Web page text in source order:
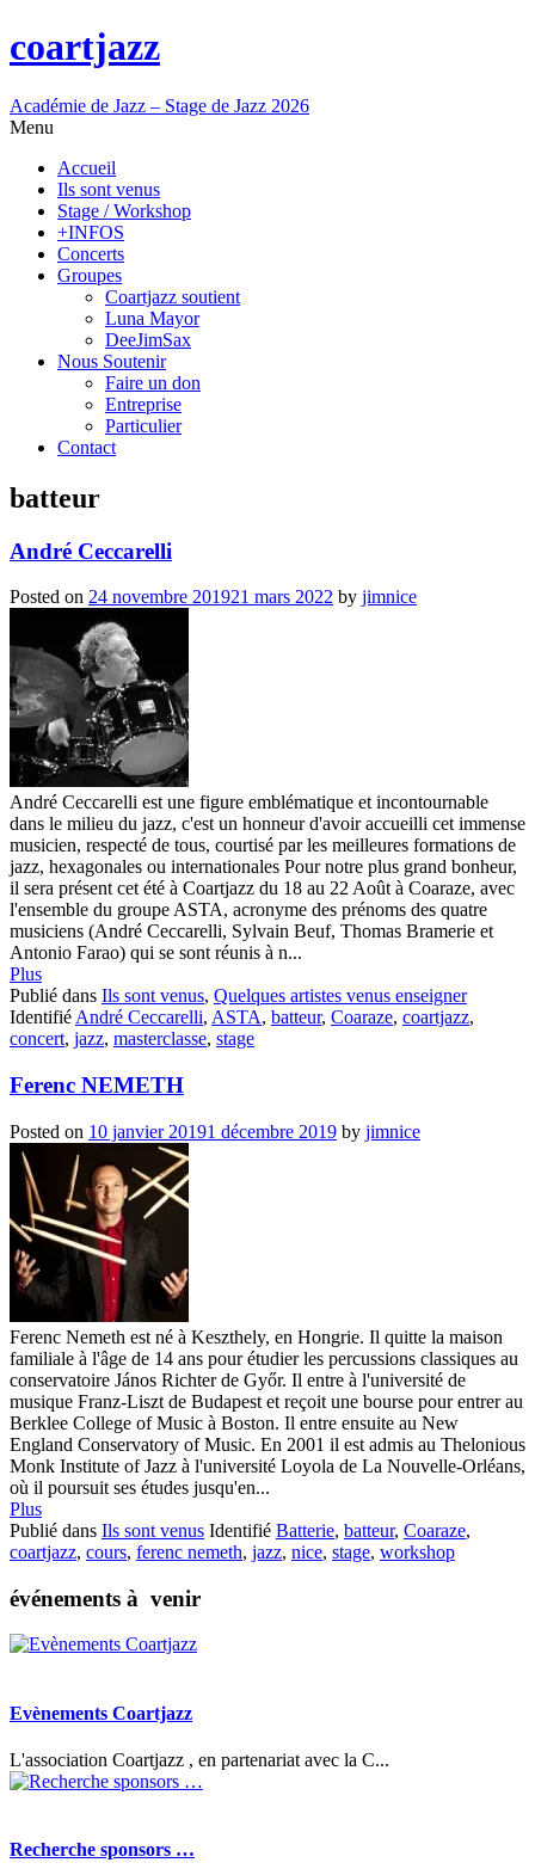
coartjazz
Académie de Jazz – Stage de Jazz 2026
Menu
Accueil
Ils sont venus
Stage / Workshop
+INFOS
Concerts
Groupes
Coartjazz soutient
Luna Mayor
DeeJimSax
Nous Soutenir
Faire un don
Entreprise
Particulier
Contact
batteur
André Ceccarelli
Posted on 24 novembre 201921 mars 2022 by jimnice
André Ceccarelli est une figure emblématique et incontournable
dans le milieu du jazz, c'est un honneur d'avoir accueilli cet immense
musicien, respecté de tous, courtisé par les meilleures formations de
jazz, hexagonales ou internationales Pour notre plus grand bonheur,
il sera présent cet été à Coartjazz du 18 au 22 Août à Coaraze, avec
l'ensemble du groupe ASTA, acronyme des prénoms des quatre
musiciens (André Ceccarelli, Sylvain Beuf, Thomas Bramerie et
Antonio Farao) qui se sont réunis à n...
Plus
Publié dans Ils sont venus, Quelques artistes venus enseigner
IdentifiéAndré Ceccarelli, ASTA, batteur, Coaraze, coartjazz,
concert, jazz, masterclasse, stage
Ferenc NEMETH
Posted on 10 janvier 20191 décembre 2019 by jimnice
Ferenc Nemeth est né à Keszthely, en Hongrie. Il quitte la maison
familiale à l'âge de 14 ans pour étudier les percussions classiques au
conservatoire János Richter de Győr. Il entre à l'université de
musique Franz-Liszt de Budapest et reçoit une bourse pour entrer au
Berklee College of Music à Boston. Il entre ensuite au New
England Conservatory of Music. En 2001 il est admis au Thelonious
Monk Institute of Jazz à l'université Loyola de La Nouvelle-Orléans,
où il poursuit ses études jusqu'en...
Plus
Publié dans Ils sont venus Identifié Batterie, batteur, Coaraze,
coartjazz, cours, ferenc nemeth, jazz, nice, stage, workshop
événements à venir
Evènements Coartjazz
L'association Coartjazz , en partenariat avec la C...
Recherche sponsors …